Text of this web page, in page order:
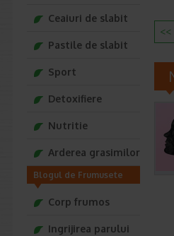
<<
Ceaiuri de slabit
Pastile de slabit
Sport
Detoxifiere
Nutritie
Arderea grasimilor
Blogul de Frumusete
Corp frumos
Ingrijirea parului